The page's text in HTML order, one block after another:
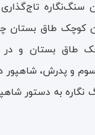
در اوایل سده سوم
اسلام ساخته شده
بسیار زیادی
تمدنی ایران،
بوده و در همه
کوچک طاق بستان
طاق بستان و در
و پدرش، شاهپور
به دستور